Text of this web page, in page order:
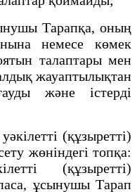
Тарапқа, оның
немесе көмек
талаптары мен
жауаптылықтан
және істерді
(құзыретті)
жөніндегі топқа:
(құзыретті)
ұсынушы Тарап